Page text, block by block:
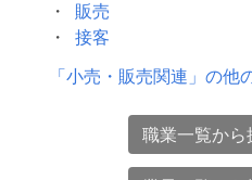
販売
接客
「小売・販売関連 」の他
職業一覧から